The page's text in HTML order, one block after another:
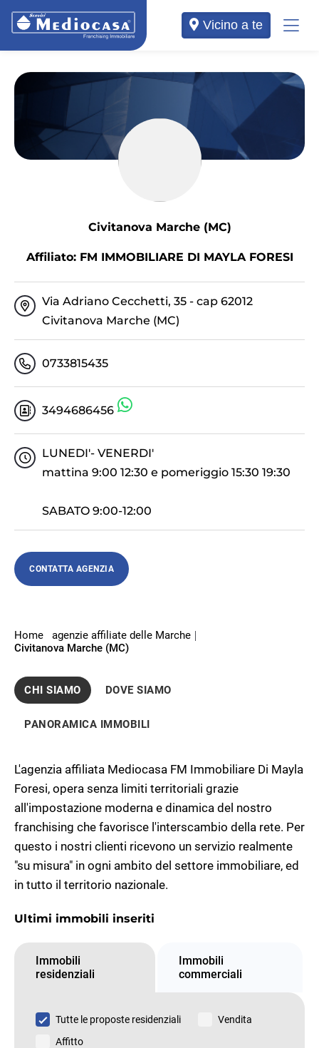
Vicino a te
Civitanova Marche (MC)
Affiliato: FM IMMOBILIARE DI MAYLA FORESI
Via Adriano Cecchetti, 35 - cap 62012
Civitanova Marche (MC)
0733815435
3494686456
LUNEDI'- VENERDI'
mattina 9:00 12:30 e pomeriggio 15:30 19:30
SABATO 9:00-12:00
CONTATTA AGENZIA
Home
agenzie affiliate delle Marche
Civitanova Marche (MC)
CHI SIAMO DOVE SIAMO
PANORAMICA IMMOBILI
L'agenzia affiliata Mediocasa FM Immobiliare Di Mayla
Foresi, opera senza limiti territoriali grazie
all'impostazione moderna e dinamica del nostro
franchising che favorisce l'interscambio della rete. Per
questo i nostri clienti ricevono un servizio realmente
"su misura" in ogni ambito del settore immobiliare, ed
in tutto il territorio nazionale.
Ultimi immobili inseriti
Immobili
residenziali
Immobili
commerciali
Tutte le proposte residenziali
Vendita
Affitto